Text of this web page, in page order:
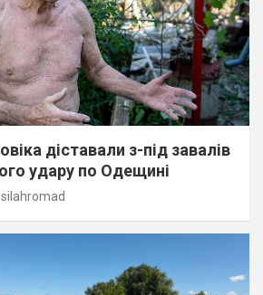
діставали з-під завалів
удару по Одещині
silahromad